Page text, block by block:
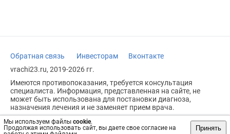
Мы используем файлы cookie.
Продолжая использовать сайт, вы даете свое согласие на
Принять
Обратная связь Инвесторам
Вконтакте
vrachi23.ru, 2019-2026 гг.
Имеются противопоказания, требуется консультация
специалиста. Информация, представленная на сайте, не
может быть использована для постановки диагноза,
назначения лечения и не заменяет прием врача.
Возрастное ограничение: 18+